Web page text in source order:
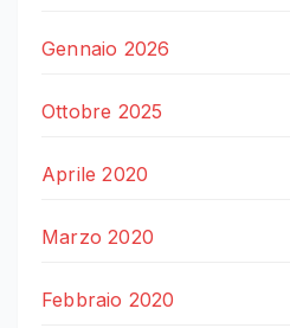
Gennaio 2026
Ottobre 2025
Aprile 2020
Marzo 2020
Febbraio 2020